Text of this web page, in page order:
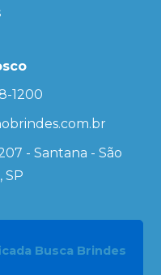
1200
- Santana - São
SP
Busca Brindes